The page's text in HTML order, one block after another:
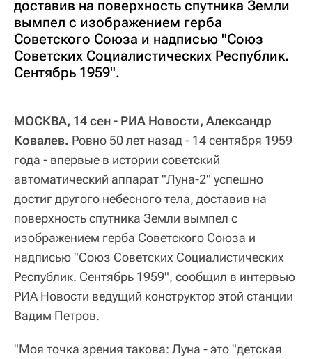
доставив на поверхность спутника Земли
вымпел с изображением герба
Советского Союза и надписью "Союз
Советских Социалистических Республик.
Сентябрь 1959".
МОСКВА, 14 сен - РИА Новости, Александр
Ковалев. Ровно 50 лет назад - 14 сентября 1959
года - впервые в истории советский
автоматический аппарат "Луна-2" успешно
достиг другого небесного тела, доставив на
поверхность спутника Земли вымпел с
изображением герба Советского Союза и
надписью "Союз Советских Социалистических
Республик. Сентябрь 1959", сообщил в интервью
РИА Новости ведущий конструктор этой станции
Вадим Петров.
"Моя точка зрения такова: Луна - это "детская